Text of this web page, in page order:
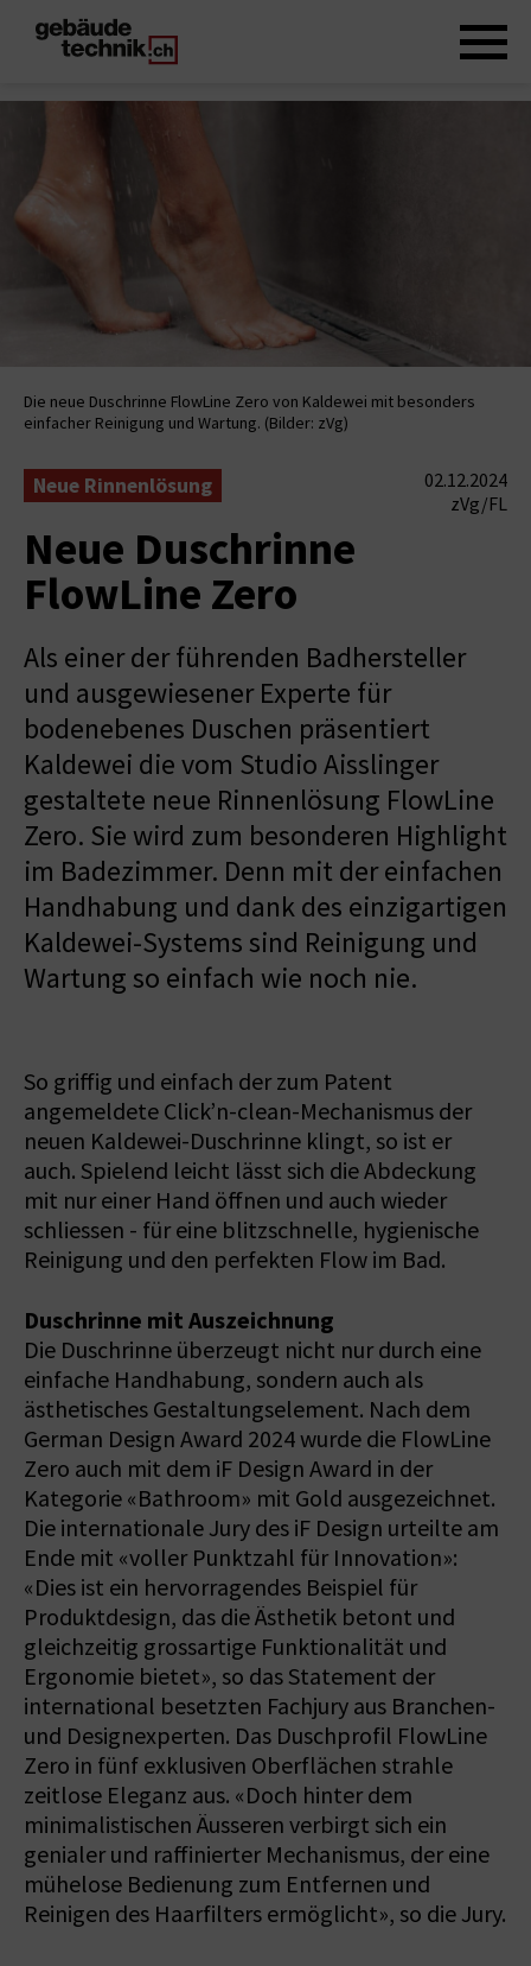
Die neue Duschrinne FlowLine Zero von Kaldewei mit besonders
einfacher Reinigung und Wartung. (Bilder: zVg)
Neue Rinnenlösung
02.12.2024
zVg/FL
Neue Duschrinne
FlowLine Zero
Als einer der führenden Badhersteller
und ausgewiesener Experte für
bodenebenes Duschen präsentiert
Kaldewei die vom Studio Aisslinger
gestaltete neue Rinnenlösung FlowLine
Zero. Sie wird zum besonderen Highlight
im Badezimmer. Denn mit der einfachen
Handhabung und dank des einzigartigen
Kaldewei-Systems sind Reinigung und
Wartung so einfach wie noch nie.
So griffig und einfach der zum Patent
angemeldete Click’n-clean-Mechanismus der
neuen Kaldewei-Duschrinne klingt, so ist er
auch. Spielend leicht lässt sich die Abdeckung
mit nur einer Hand öffnen und auch wieder
schliessen - für eine blitzschnelle, hygienische
Reinigung und den perfekten Flow im Bad.
Duschrinne mit Auszeichnung
Die Duschrinne überzeugt nicht nur durch eine
einfache Handhabung, sondern auch als
ästhetisches Gestaltungselement. Nach dem
German Design Award 2024 wurde die FlowLine
Zero auch mit dem iF Design Award in der
Kategorie «Bathroom» mit Gold ausgezeichnet.
Die internationale Jury des iF Design urteilte am
Ende mit «voller Punktzahl für Innovation»:
«Dies ist ein hervorragendes Beispiel für
Produktdesign, das die Ästhetik betont und
gleichzeitig grossartige Funktionalität und
Ergonomie bietet», so das Statement der
international besetzten Fachjury aus Branchen-
und Designexperten. Das Duschprofil FlowLine
Zero in fünf exklusiven Oberflächen strahle
zeitlose Eleganz aus. «Doch hinter dem
minimalistischen Äusseren verbirgt sich ein
genialer und raffinierter Mechanismus, der eine
mühelose Bedienung zum Entfernen und
Reinigen des Haarfilters ermöglicht», so die Jury.